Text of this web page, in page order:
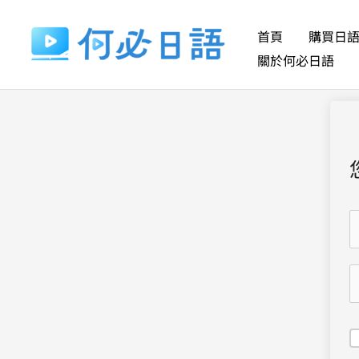
要
首頁 購買日
關於何必日語